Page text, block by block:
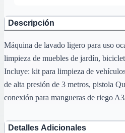
Descripción
Máquina de lavado ligero para uso
limpieza de muebles de jardín,
Incluye: kit para limpieza de
de alta presión de 3 metros, pistola
conexión para mangueras de riego
Detalles Adicionales